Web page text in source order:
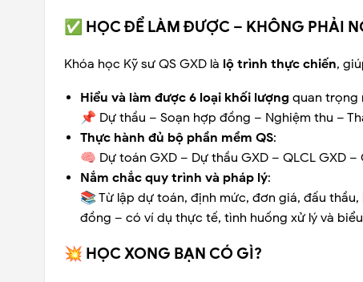
✅ HỌC ĐỂ LÀM ĐƯỢC – KHÔNG PHẢI
Khóa học Kỹ sư QS GXD là lộ trình thực chiến,
Hiểu và làm được 6 loại khối lượng quan trọng
📌 Dự thầu – Soạn hợp đồng – Nghiệm thu –
Thực hành đủ bộ phần mềm QS:
🧠 Dự toán GXD – Dự thầu GXD – QLCL GXD
Nắm chắc quy trình và pháp lý:
📚 Từ lập dự toán, định mức, đơn giá, đấu
đồng – có ví dụ thực tế, tình huống xử lý và
💥 HỌC XONG BẠN CÓ GÌ?